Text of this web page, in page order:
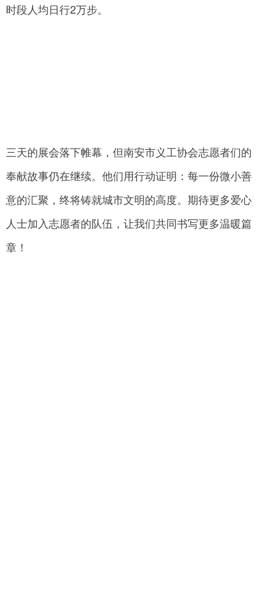
时段人均日行2万步。
三天的展会落下帷幕，但南安市义工协会志愿者们的
奉献故事仍在继续。他们用行动证明：每一份微小善
意的汇聚，终将铸就城市文明的高度。期待更多爱心
人士加入志愿者的队伍，让我们共同书写更多温暖篇
章！